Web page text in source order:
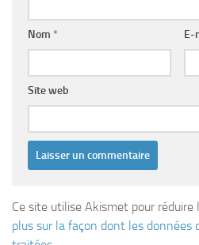
Nom * E-
Site web
Ce site utilise Akismet pour réduire
plus sur la façon dont les données